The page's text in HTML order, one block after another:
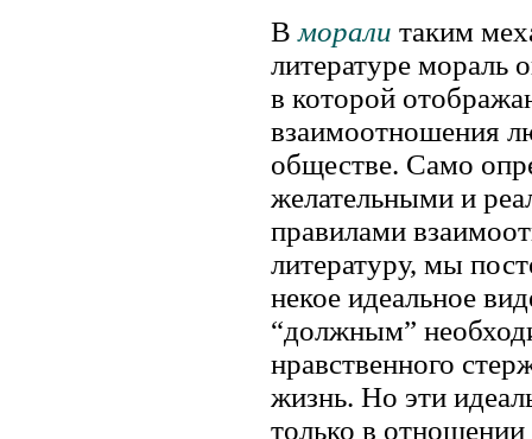
Вморали таким
литературе мораль
в которой
взаимоотношения
обществе. Само
желательными и
правилами
литературу, мы
некое идеальное
“должным”
нравственного
жизнь. Но эти
только в